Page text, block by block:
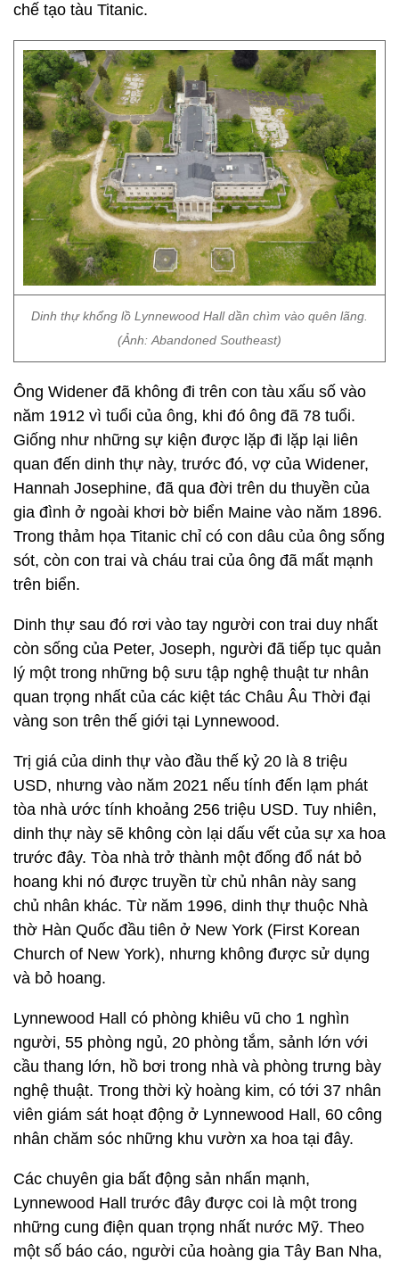
chế tạo tàu Titanic.
Dinh thự khổng lồ Lynnewood Hall dần chìm vào quên lãng.
(Ảnh: Abandoned Southeast)
Ông Widener đã không đi trên con tàu xấu số vào
năm 1912 vì tuổi của ông, khi đó ông đã 78 tuổi.
Giống như những sự kiện được lặp đi lặp lại liên
quan đến dinh thự này, trước đó, vợ của Widener,
Hannah Josephine, đã qua đời trên du thuyền của
gia đình ở ngoài khơi bờ biển Maine vào năm 1896.
Trong thảm họa Titanic chỉ có con dâu của ông sống
sót, còn con trai và cháu trai của ông đã mất mạnh
trên biển.
Dinh thự sau đó rơi vào tay người con trai duy nhất
còn sống của Peter, Joseph, người đã tiếp tục quản
lý một trong những bộ sưu tập nghệ thuật tư nhân
quan trọng nhất của các kiệt tác Châu Âu Thời đại
vàng son trên thế giới tại Lynnewood.
Trị giá của dinh thự vào đầu thế kỷ 20 là 8 triệu
USD, nhưng vào năm 2021 nếu tính đến lạm phát
tòa nhà ước tính khoảng 256 triệu USD. Tuy nhiên,
dinh thự này sẽ không còn lại dấu vết của sự xa hoa
trước đây. Tòa nhà trở thành một đống đổ nát bỏ
hoang khi nó được truyền từ chủ nhân này sang
chủ nhân khác. Từ năm 1996, dinh thự thuộc Nhà
thờ Hàn Quốc đầu tiên ở New York (First Korean
Church of New York), nhưng không được sử dụng
và bỏ hoang.
Lynnewood Hall có phòng khiêu vũ cho 1 nghìn
người, 55 phòng ngủ, 20 phòng tắm, sảnh lớn với
cầu thang lớn, hồ bơi trong nhà và phòng trưng bày
nghệ thuật. Trong thời kỳ hoàng kim, có tới 37 nhân
viên giám sát hoạt động ở Lynnewood Hall, 60 công
nhân chăm sóc những khu vườn xa hoa tại đây.
Các chuyên gia bất động sản nhấn mạnh,
Lynnewood Hall trước đây được coi là một trong
những cung điện quan trọng nhất nước Mỹ. Theo
một số báo cáo, người của hoàng gia Tây Ban Nha,